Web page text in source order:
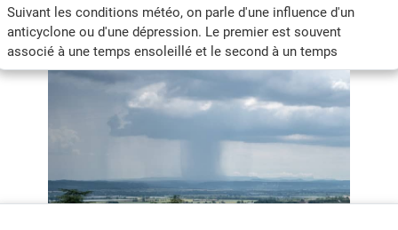
Suivant les conditions météo, on parle d'une influence d'un
anticyclone ou d'une dépression. Le premier est souvent
associé à une temps ensoleillé et le second à un temps
perturbé. Mais qu'en est-il vraiment ? À quoi correspondent ces